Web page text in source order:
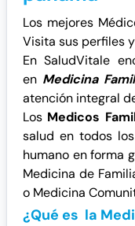
Los mejores
Visita sus perfiles
En SaludVitale
en Medicina
atención integral
Los Medicos
salud en todos
humano en forma
Medicina de
o Medicina
¿Qué es la